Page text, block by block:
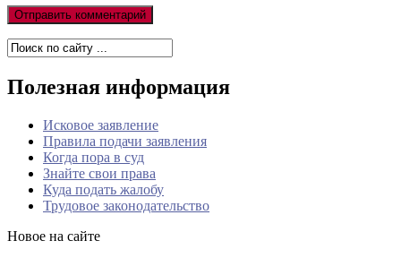
Полезная информация
Исковое заявление
Правила подачи заявления
Когда пора в суд
Знайте свои права
Куда подать жалобу
Трудовое законодательство
Новое на сайте